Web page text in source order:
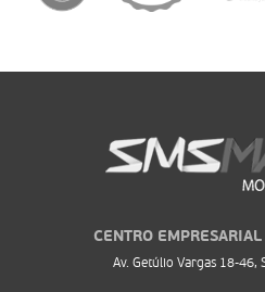
CENTRO
Av. Getúlio Vargas 18-46,